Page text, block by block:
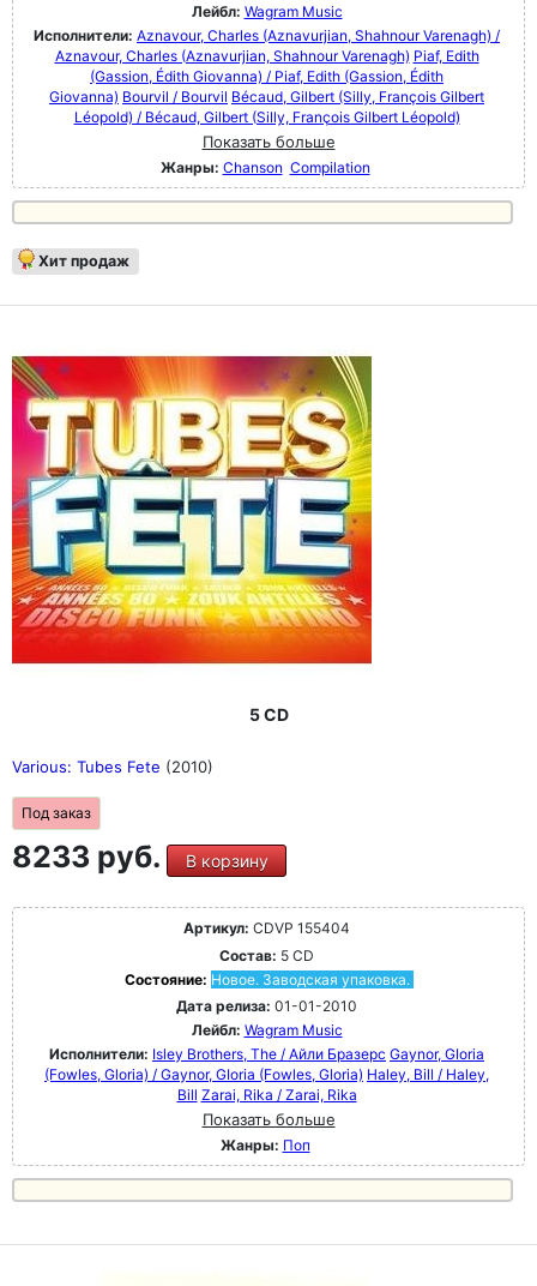
Лейбл: Wagram Music
Исполнители: Aznavour, Charles (Aznavurjian, Shahnour Varenagh) /
Aznavour, Charles (Aznavurjian, Shahnour Varenagh) Piaf, Edith
(Gassion, Édith Giovanna) / Piaf, Edith (Gassion, Édith
Giovanna) Bourvil / Bourvil Bécaud, Gilbert (Silly, François Gilbert
Léopold) / Bécaud, Gilbert (Silly, François Gilbert Léopold)
Показать больше
Жанры: Chanson Compilation
Хит продаж
5 CD
Various: Tubes Fete (2010)
Под заказ
8233 руб. В корзину
Артикул: CDVP 155404
Состав: 5 CD
Состояние: Новое. Заводская упаковка.
Дата релиза: 01-01-2010
Лейбл: Wagram Music
Исполнители: Isley Brothers, The / Айли Бразерс Gaynor, GIoria
(Fowles, Gloria) / Gaynor, GIoria (Fowles, Gloria) Haley, Bill / Haley,
Bill Zarai, Rika / Zarai, Rika
Показать больше
Жанры: Поп